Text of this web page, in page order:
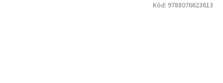
Kód: 9788076623613